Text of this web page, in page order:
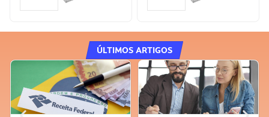
ÚLTIMOS ARTIGOS